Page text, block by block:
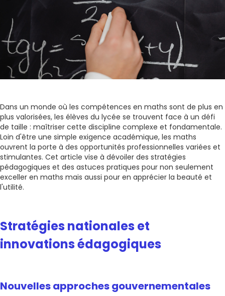
Dans un monde où les compétences en maths sont de plus en
plus valorisées, les élèves du lycée se trouvent face à un défi
de taille : maîtriser cette discipline complexe et fondamentale.
Loin d'être une simple exigence académique, les maths
ouvrent la porte à des opportunités professionnelles variées et
stimulantes. Cet article vise à dévoiler des stratégies
pédagogiques et des astuces pratiques pour non seulement
exceller en maths mais aussi pour en apprécier la beauté et
l'utilité.
Stratégies nationales et
innovations édagogiques
Nouvelles approches gouvernementales